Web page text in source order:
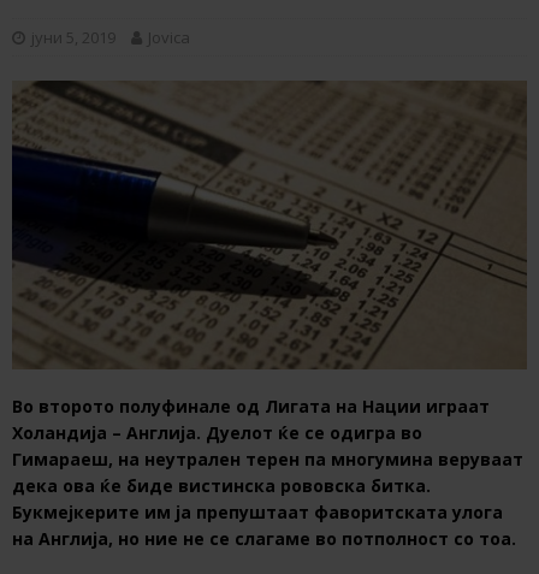
јуни 5, 2019 Jovica
Во второто полуфинале од Лигата на Нации играат
Холандија – Англија. Дуелот ќе се одигра во
Гимараеш, на неутрален терен па многумина веруваат
дека ова ќе биде вистинска рововска битка.
Букмејкерите им ја препуштаат фаворитската улога
на Англија, но ние не се слагаме во потполност со тоа.